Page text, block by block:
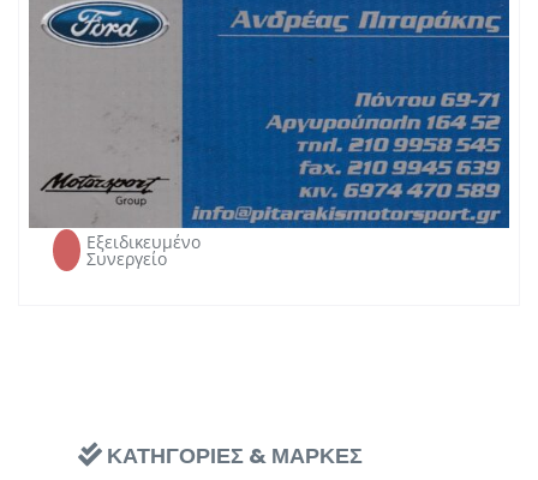
Κινητό:
Email:
info@pitarakismotorsport.gr
https://www.pitarakismotorsport.gr/
ΤΥΠΟΣ ΜΟΝΑΔΑΣ
Εξειδικευμένο
Συνεργείο
ΚΑΤΗΓΟΡΙΕΣ & ΜΑΡΚΕΣ